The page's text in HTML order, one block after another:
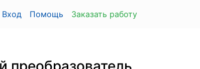
Вход Помощь Заказать работу